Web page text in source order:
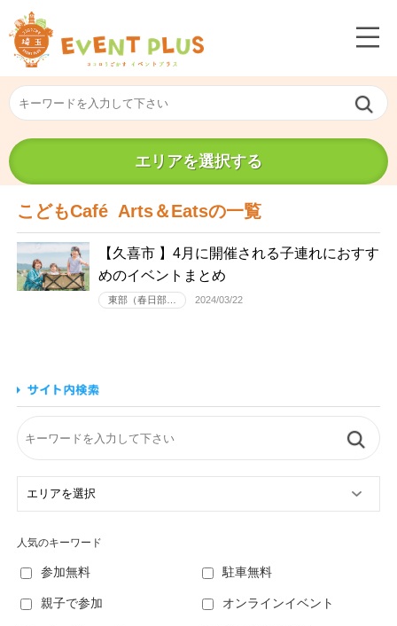
エリアを選択する
こどもCafé Arts＆Eatsの一覧
【久喜市 】4月に開催される子連れにおすす
めのイベントまとめ
東部（春日部… 2024/03/22
人気のキーワード
参加無料 駐車無料
親子で参加 オンラインイベント